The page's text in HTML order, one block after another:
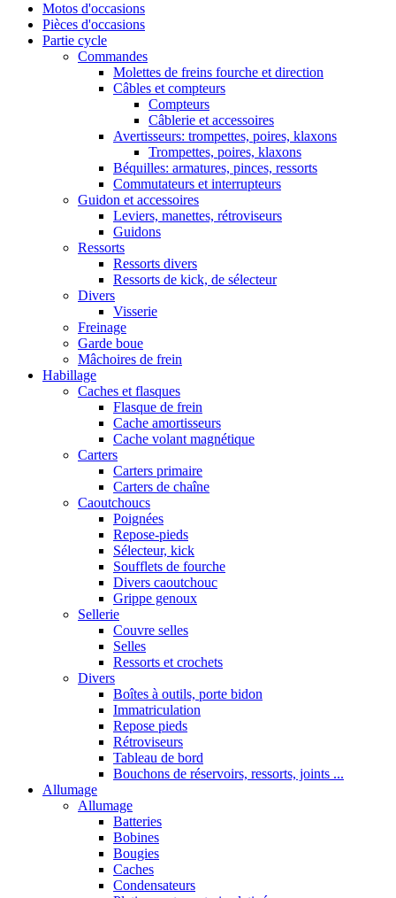
Motos d'occasions
Pièces d'occasions
Partie cycle
Commandes
Molettes de freins fourche et direction
Câbles et compteurs
Compteurs
Câblerie et accessoires
Avertisseurs: trompettes, poires, klaxons
Trompettes, poires, klaxons
Béquilles: armatures, pinces, ressorts
Commutateurs et interrupteurs
Guidon et accessoires
Leviers, manettes, rétroviseurs
Guidons
Ressorts
Ressorts divers
Ressorts de kick, de sélecteur
Divers
Visserie
Freinage
Garde boue
Mâchoires de frein
Habillage
Caches et flasques
Flasque de frein
Cache amortisseurs
Cache volant magnétique
Carters
Carters primaire
Carters de chaîne
Caoutchoucs
Poignées
Repose-pieds
Sélecteur, kick
Soufflets de fourche
Divers caoutchouc
Grippe genoux
Sellerie
Couvre selles
Selles
Ressorts et crochets
Divers
Boîtes à outils, porte bidon
Immatriculation
Repose pieds
Rétroviseurs
Tableau de bord
Bouchons de réservoirs, ressorts, joints ...
Allumage
Allumage
Batteries
Bobines
Bougies
Caches
Condensateurs